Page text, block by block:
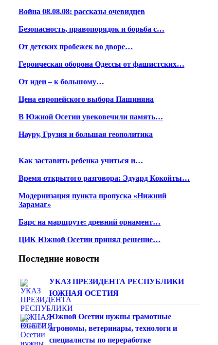
Война 08.08.08: рассказы очевидцев
Безопасность, правопорядок и борьба с…
От детских пробежек во дворе…
Героическая оборона Одессы от фашистских…
От идеи – к большому…
Цена европейского выбора Пашиняна
В Южной Осетии увековечили память…
Науру, Грузия и большая геополитика
Как заставить ребенка учиться и…
Время открытого разговора: Эдуард Кокойты…
Модернизация пункта пропуска «Нижний
Зарамаг»
Барс на маршруте: древний орнамент…
ЦИК Южной Осетии принял решение…
Последние новости
УКАЗ ПРЕЗИДЕНТА РЕСПУБЛИКИ
ЮЖНАЯ ОСЕТИЯ
Южной Осетии нужны грамотные
агрономы, ветеринары, технологи и
специалисты по переработке